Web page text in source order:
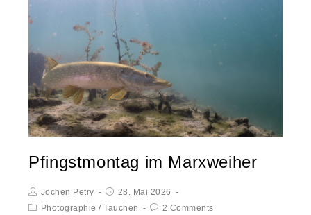
Pfingstmontag im Marxweiher
Jochen Petry
28. Mai 2026
Photographie /Tauchen 2 Comments